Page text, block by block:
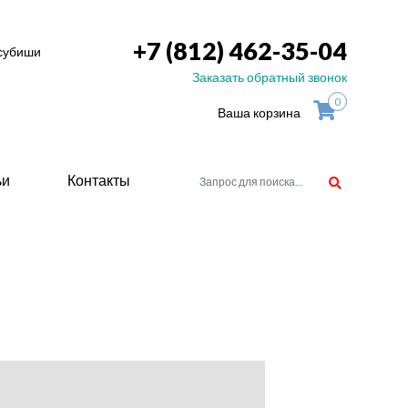
+7 (812) 462-35-04
Заказать обратный звонок
Ваша корзина
0
Контакты